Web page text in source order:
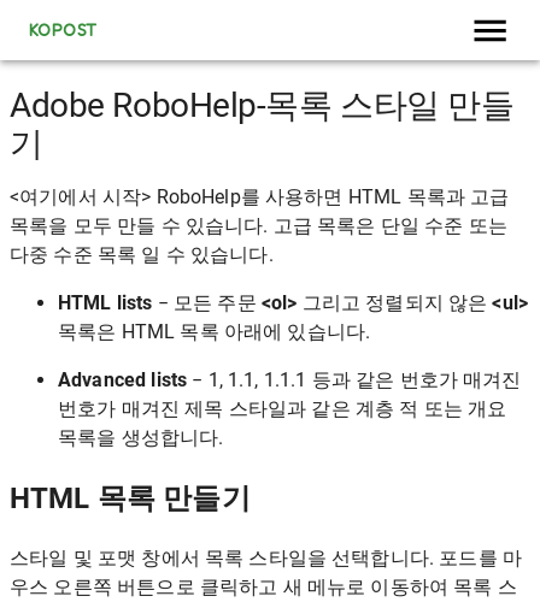
KOPOST
Adobe RoboHelp-목록 스타일 만들
기
<여기에서 시작> RoboHelp를 사용하면 HTML 목록과 고급
목록을 모두 만들 수 있습니다. 고급 목록은 단일 수준 또는
다중 수준 목록 일 수 있습니다.
HTML lists − 모든 주문 <ol> 그리고 정렬되지 않은<ul>
목록은 HTML 목록 아래에 있습니다.
Advanced lists − 1, 1.1, 1.1.1 등과 같은 번호가 매겨진
번호가 매겨진 제목 스타일과 같은 계층 적 또는 개요
목록을 생성합니다.
HTML 목록 만들기
스타일 및 포맷 창에서 목록 스타일을 선택합니다. 포드를 마
우스 오른쪽 버튼으로 클릭하고 새 메뉴로 이동하여 목록 스